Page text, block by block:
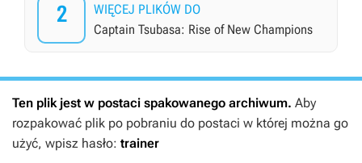
2
WIĘCEJ PLIKÓW DO
Captain Tsubasa: Rise of New Champions
Ten plik jest w postaci spakowanego archiwum. Aby
rozpakować plik po pobraniu do postaci w której można go
użyć, wpisz hasło: trainer